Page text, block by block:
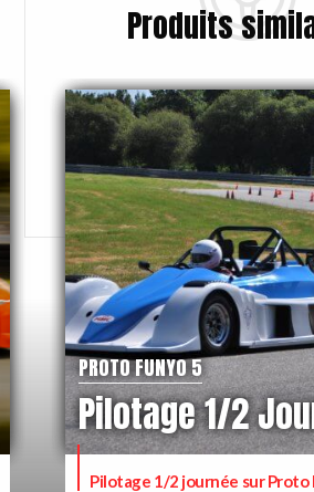
Produits
PROTO FUNYO 5
Pilotage 1/2
Pilotage 1/2 journée sur Proto